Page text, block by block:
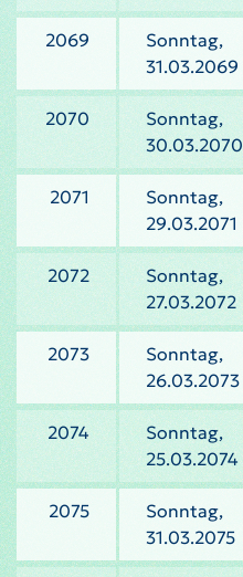
2069
Sonntag,
31.03.2069
2070
Sonntag,
30.03.2070
2071
Sonntag,
29.03.2071
2072
Sonntag,
27.03.2072
2073
Sonntag,
26.03.2073
2074
Sonntag,
25.03.2074
2075
Sonntag,
31.03.2075